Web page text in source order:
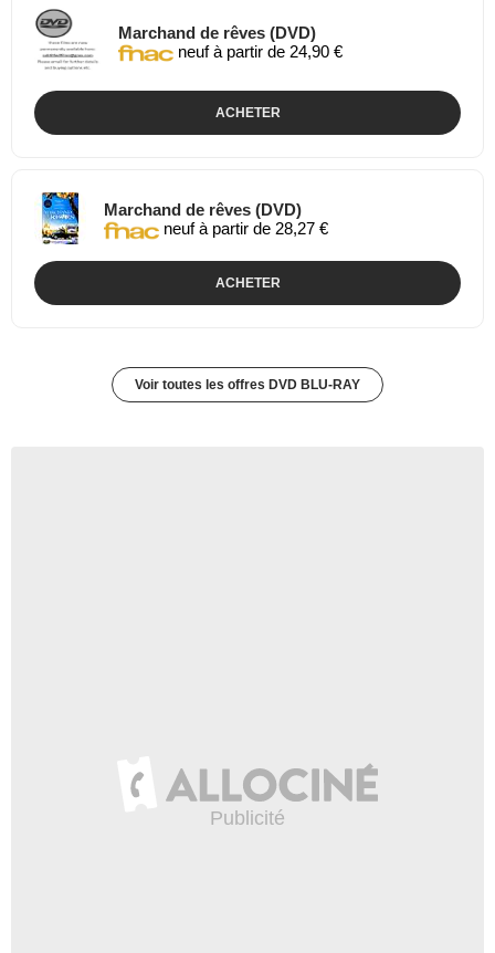
Marchand de rêves (DVD)
neuf à partir de 24,90 €
ACHETER
Marchand de rêves (DVD)
neuf à partir de 28,27 €
ACHETER
Voir toutes les offres DVD BLU-RAY